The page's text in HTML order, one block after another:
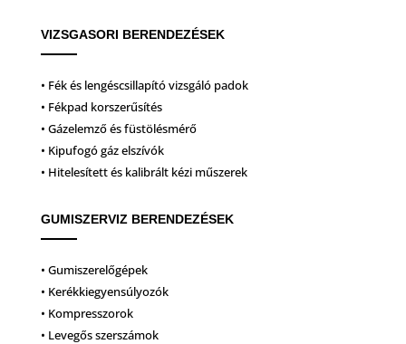
VIZSGASORI BERENDEZÉSEK
• Fék és lengéscsillapító vizsgáló padok
• Fékpad korszerűsítés
• Gázelemző és füstölésmérő
• Kipufogó gáz elszívók
• Hitelesített és kalibrált kézi műszerek
GUMISZERVIZ BERENDEZÉSEK
• Gumiszerelőgépek
• Kerékkiegyensúlyozók
• Kompresszorok
• Levegős szerszámok